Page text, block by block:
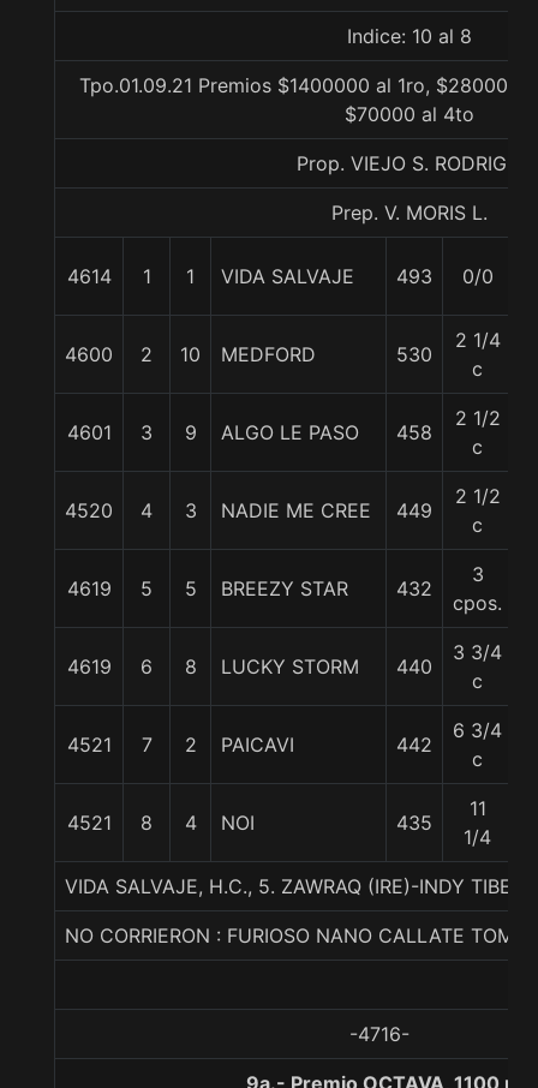
Indice: 10 al 8
Tpo.01.09.21 Premios $1400000 al 1ro, $280000
$70000 al 4to
Prop. VIEJO S. RODRIGO
Prep. V. MORIS L.
4614 1 1 VIDA SALVAJE 493 0/0
4600 2 10 MEDFORD 530
2 1/4
c
4601 3 9 ALGO LE PASO 458
2 1/2
c
4520 4 3 NADIE ME CREE 449
2 1/2
c
4619 5 5 BREEZY STAR 432
3
cpos.
4619 6 8 LUCKY STORM 440
3 3/4
c
4521 7 2 PAICAVI 442
6 3/4
c
4521 8 4 NOI 435
11
1/4
VIDA SALVAJE, H.C., 5. ZAWRAQ (IRE)-INDY
NO CORRIERON : FURIOSO NANO CALLATE
-4716-
9a.- Premio OCTAVA, 1100